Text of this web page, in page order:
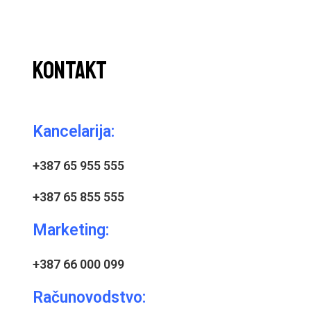
KONTAKT
Kancelarija:
+387 65 955 555
+387 65 855 555
Marketing:
+387 66 000 099
Računovodstvo: